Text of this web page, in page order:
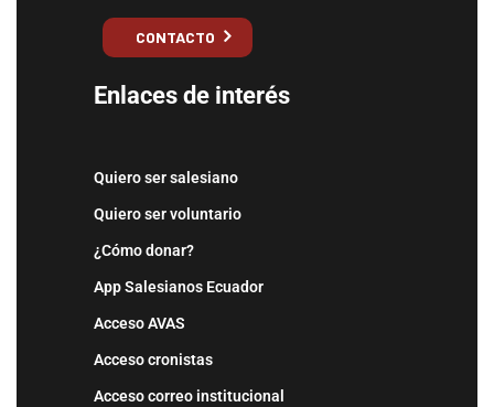
CONTACTO
Enlaces de interés
Quiero ser salesiano
Quiero ser voluntario
¿Cómo donar?
App Salesianos Ecuador
Acceso AVAS
Acceso cronistas
Acceso correo institucional